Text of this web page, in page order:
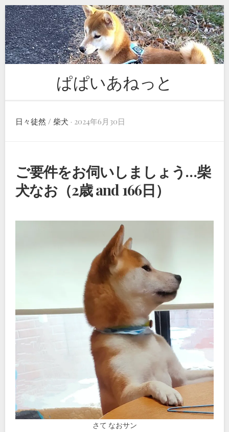
Skip
to
content
ぱぱいあねっと
日々徒然 / 柴犬 · 2024年6月30日
ご要件をお伺いしましょう…柴
犬なお（2歳 and 166日）
さて なおサン